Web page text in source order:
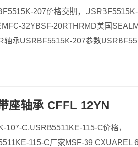
207价格交期，
32YBSF-20RTHRMD美国
承USRBF5515K-207参数
座轴承 CFFL 12YN
C,USRB5511KE-115-C价格，
115-C厂家MSF-39 CXUAREL